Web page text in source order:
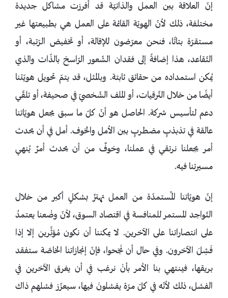
إنّ العلاقة بين العمل والذاتيّة قد أفرزت مشاكل جديدة
مختلفة، ذلك لأنّ الهويّة القائمة على العمل هي بطبيعتها غير
مستقرّة بتاتًا، فنحن معرّضون للإقالة، أو تخفيض الرّتبة، أو
التّقاعد، هذا إضافةً إلى فقدان الشّعور الرّاسخ بالذّات والذي
يُمكن استمداده من حقائق ثابتة. وبالمثل، قد يتمّ تحويل هويّتنا
أيضًا من خلال التّرقيات، أو الملف الشّخصيّ في صحيفة، أو تلقّي
دعم لتأسيس شركة. الحاصل هو أنّ كلّ ما سبق يجعل هويّاتنا
عالقة في تذبذبٍ مضطربٍ بين الأمل والخوف. أمل في أن يحدث
أمر يجعلنا نرتقي في عملنا، وخوفٌ من أن يحدث أمرٌ يُنهي
مسيرتنا فيه.
إنّ هويّاتنا المُستمدّة من العمل تهتزّ بشكلٍ أكبر من خلال
التّواجد المستمر للمنافسة في اقتصاد السوق، لأنّ وضْعنا يعتمدُ
على انتصاراتنا على الآخرين. لا يمكننا أن نكون مُؤثِّرين إلا إذا
فَشِلَ الآخرون. وفي حال أن نَجَحوا، فإنّ إنجازاتنا الخاصّة ستفقد
بريقها، فينتهي بنا الأمر بأنْ نرغب في أن يغرق الآخرين في
الفشل، ذلك لأنّه في كلّ مرّة يفشلونَ فيها، سيعزّز فشلهم ذاك